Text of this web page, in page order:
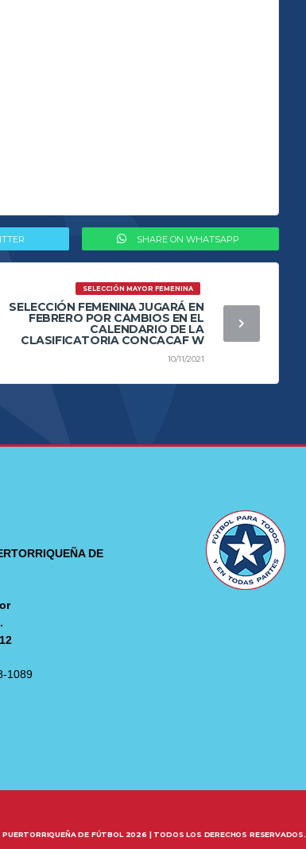
SHARE ON WHATSAPP
SELECCIÓN MAYOR FEMENINA
SELECCIÓN FEMENINA JUGARÁ EN
FEBRERO POR CAMBIOS EN EL
CALENDARIO DE LA
CLASIFICATORIA CONCACAF W
10/11/2021
DE
1089
PUERTORRIQUEÑA DE FÚTBOL 2026 | TODOS LOS DERECHOS RESERVADOS.